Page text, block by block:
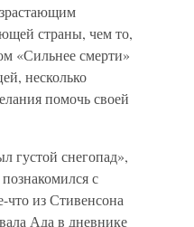
страны, чем то,
«Сильнее смерти»
несколько
помочь своей
густой снегопад»,
с
что из Стивенсона
Ада в дневнике